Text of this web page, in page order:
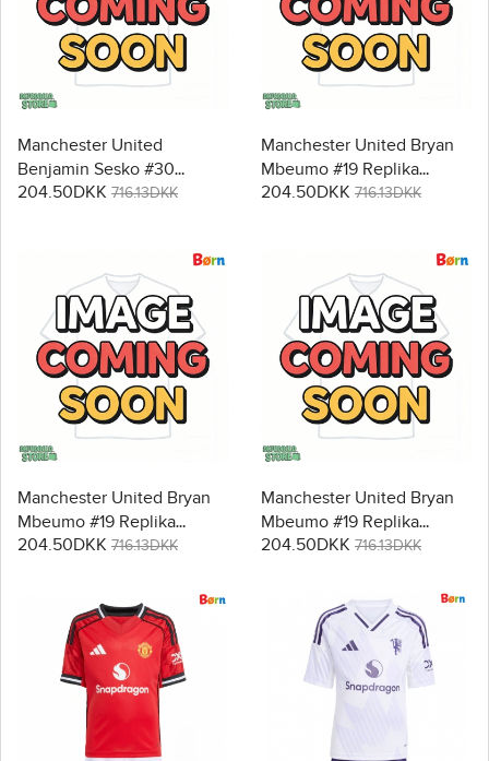
Manchester United
Benjamin Sesko #30
Replika Babytøj Tredje sæt
204.50DKK 716.13DKK
Manchester United Bryan
Mbeumo #19 Replika
Babytøj Hjemmebanesæt
204.50DKK 716.13DKK
Manchester United Bryan
Mbeumo #19 Replika
Babytøj Udebanesæt Børn
204.50DKK 716.13DKK
Manchester United Bryan
Mbeumo #19 Replika
Babytøj Tredje sæt Børn
204.50DKK 716.13DKK